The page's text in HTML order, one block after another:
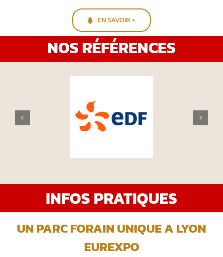
EN SAVOIR +
NOS RÉFÉRENCES
INFOS PRATIQUES
UN PARC FORAIN UNIQUE A LYON
EUREXPO